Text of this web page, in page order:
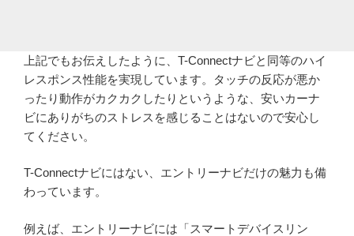
上記でもお伝えしたように、T-Connectナビと同等のハイ
レスポンス性能を実現しています。タッチの反応が悪か
ったり動作がカクカクしたりというような、安いカーナ
ビにありがちのストレスを感じることはないので安心し
てください。
T-Connectナビにはない、エントリーナビだけの魅力も備
わっています。
例えば、エントリーナビには「スマートデバイスリン